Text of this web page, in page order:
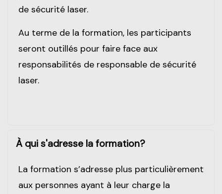
de sécurité laser.
Au terme de la formation, les participants
seront outillés pour faire face aux
responsabilités de responsable de sécurité
laser.
À qui s'adresse la formation?
La formation s’adresse plus particulièrement
aux personnes ayant à leur charge la